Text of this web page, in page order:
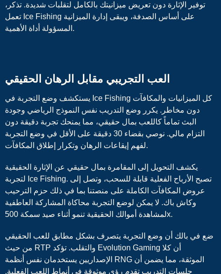
توفير الإثارة دون تعريض ميزانيتك بالكامل لتقلبات شديدة. تذكر،
تعمل Ice Fishing على أساس الصدفة، ويبقى إدارة الميزانية
المسؤولة أداة الأهمية.
العب التجريبي مقابل الرهان الحقيقي
يستكشف وضع التجربة في Ice Fishing كل الميزانيات والمكافآت
دون مخاطر. يكرر وضع التدريب نفس النموذج الرياضي وجودة
البث تماماً كاللعب بمال حقيقي، مما يمنحك تجربة دقيقة دون
التزام مالي. نوصي بقضاء 30 دقيقة على الأقل في وضع التجربة
لفهم إيقاعات الرهان وتكرار إطلاق المكافآت.
يكشف التحويل إلى المقامرة بمال حقيقي عن الإثارة الحقيقية
لتجربة Ice Fishing. تصبح الأرباح الفعلية قابلة للسحب، وتصل إلى
عروض المكافآت الكاملة على منصتنا بما في ذلك حزم الترحيب
وكاش باك. لا يمكن لوضع التجربة محاكاة المشاركة العاطفية
لمشاهدة أموالك الحقيقية تنمو أثناء صيد سمكة 500x.
ضع في بالك أن وضع التجربة يتصرف بشكل مطابق للعب الحقيقي
من حيث RTP والتقلب. تؤكد Evolution Gaming أن كلا
الإصداريين يستخدمان نفس أنظمة RNG الموثقة، مما يضمن أن
جلسات التدريب تقدم رؤى موثوقة في أنماط اللعب الفعلية.